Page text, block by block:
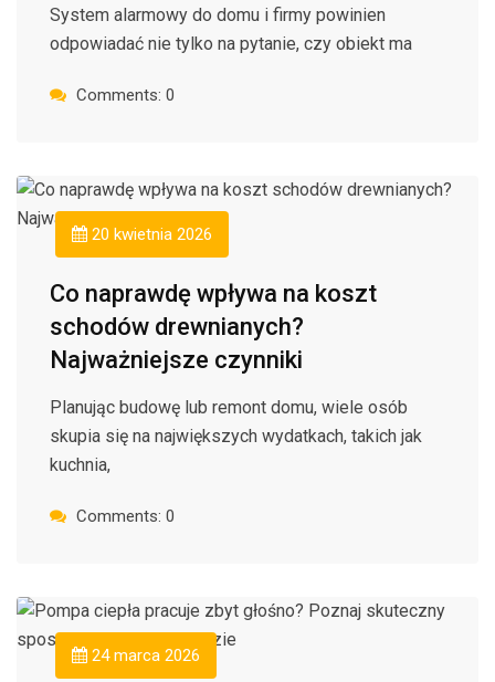
System alarmowy do domu i firmy powinien
odpowiadać nie tylko na pytanie, czy obiekt ma
Comments: 0
20 kwietnia 2026
Co naprawdę wpływa na koszt
schodów drewnianych?
Najważniejsze czynniki
Planując budowę lub remont domu, wiele osób
skupia się na największych wydatkach, takich jak
kuchnia,
Comments: 0
24 marca 2026